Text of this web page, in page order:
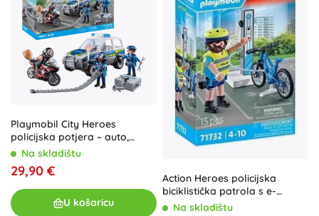
Playmobil City Heroes
policijska potjera – auto,
motocikl i figurice
Na skladištu
29,90 €
U košaricu
Action Heroes policijska
biciklistička patrola s e-
biciklom PLAYMOBIL
Na skladištu